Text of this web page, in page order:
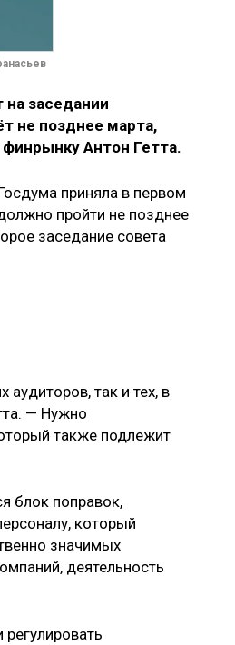
заседании
не позднее марта,
Антон Гетта.
приняла в первом
пройти не позднее
заседание совета
так и тех, в
— Нужно
также подлежит
блок поправок,
который
значимых
деятельность